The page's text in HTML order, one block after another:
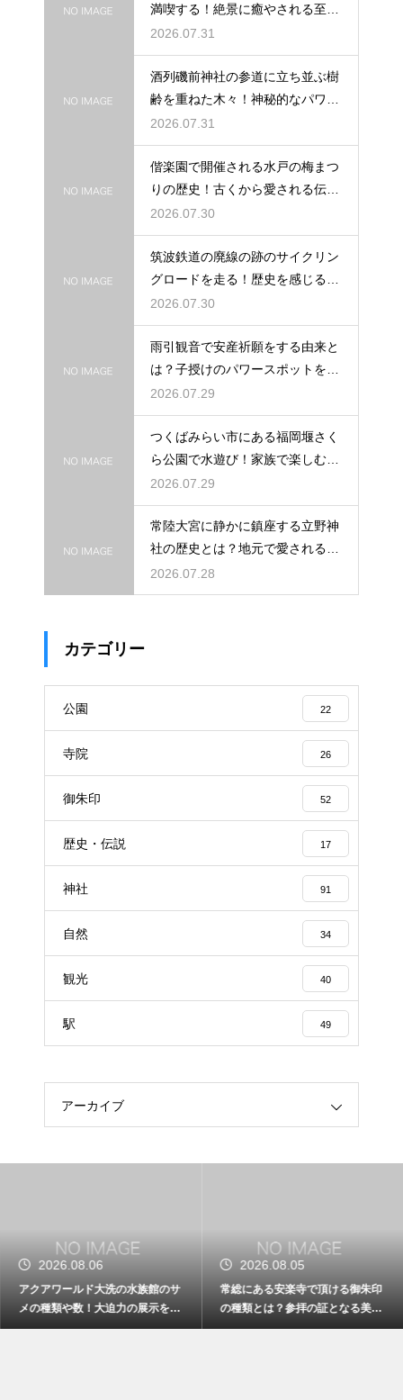
満喫する！絶景に癒やされる至福
の時間
2026.07.31
酒列磯前神社の参道に立ち並ぶ樹
齢を重ねた木々！神秘的なパワー
を満喫
2026.07.31
偕楽園で開催される水戸の梅まつ
りの歴史！古くから愛される伝統
の由来
2026.07.30
筑波鉄道の廃線の跡のサイクリン
グロードを走る！歴史を感じる自
転車の旅
2026.07.30
雨引観音で安産祈願をする由来と
は？子授けのパワースポットを徹
底解説
2026.07.29
つくばみらい市にある福岡堰さく
ら公園で水遊び！家族で楽しむ休
日の午後
2026.07.29
常陸大宮に静かに鎮座する立野神
社の歴史とは？地元で愛される信
仰の拠点
2026.07.28
カテゴリー
公園 22
寺院 26
御朱印 52
歴史・伝説 17
神社 91
自然 34
観光 40
駅 49
アーカイブ
2026.08.06
アクアワールド大洗の水族館のサ
メの種類や数！大迫力の展示を徹
底解説
2026.08.05
常総にある安楽寺で頂ける御朱印
の種類とは？参拝の証となる美し
い記録